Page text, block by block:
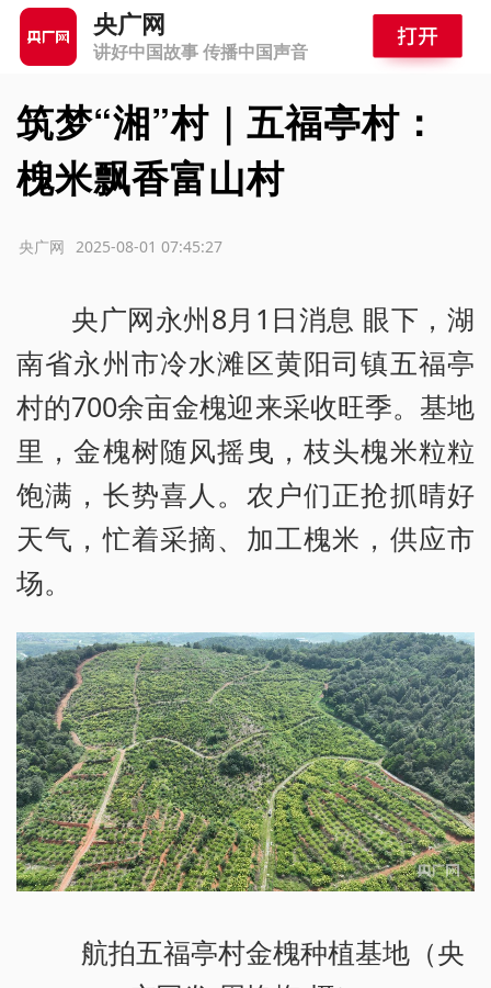
央广网
讲好中国故事 传播中国声音
筑梦“湘”村｜五福亭村：
槐米飘香富山村
2025-08-01 07:45:27
央广网
央广网永州8月1日消息 眼下，湖
南省永州市冷水滩区黄阳司镇五福亭
村的700余亩金槐迎来采收旺季。基地
里，金槐树随风摇曳，枝头槐米粒粒
饱满，长势喜人。农户们正抢抓晴好
天气，忙着采摘、加工槐米，供应市
场。
航拍五福亭村金槐种植基地（央